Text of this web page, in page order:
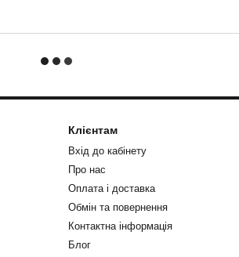
Клієнтам
Вхід до кабінету
Про нас
Оплата і доставка
Обмін та повернення
Контактна інформація
Блог